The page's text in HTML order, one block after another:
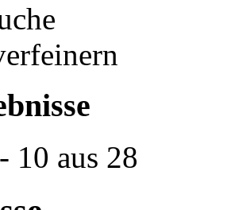
10 aus 28